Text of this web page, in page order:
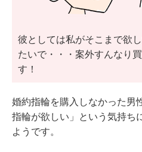
彼としては私がそこまで欲
たいで・・・案外すんなり
す！
婚約指輪を購入しなかった男
指輪が欲しい」という気持ち
ようです。